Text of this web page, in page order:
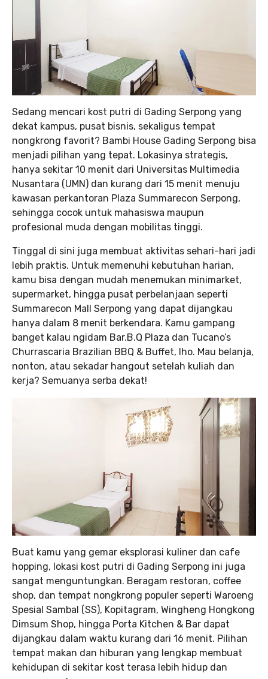
Sedang mencari kost putri di Gading Serpong yang
dekat kampus, pusat bisnis, sekaligus tempat
nongkrong favorit? Bambi House Gading Serpong bisa
menjadi pilihan yang tepat. Lokasinya strategis,
hanya sekitar 10 menit dari Universitas Multimedia
Nusantara (UMN) dan kurang dari 15 menit menuju
kawasan perkantoran Plaza Summarecon Serpong,
sehingga cocok untuk mahasiswa maupun
profesional muda dengan mobilitas tinggi.
Tinggal di sini juga membuat aktivitas sehari-hari jadi
lebih praktis. Untuk memenuhi kebutuhan harian,
kamu bisa dengan mudah menemukan minimarket,
supermarket, hingga pusat perbelanjaan seperti
Summarecon Mall Serpong yang dapat dijangkau
hanya dalam 8 menit berkendara. Kamu gampang
banget kalau ngidam Bar.B.Q Plaza dan Tucano’s
Churrascaria Brazilian BBQ & Buffet, lho. Mau belanja,
nonton, atau sekadar hangout setelah kuliah dan
kerja? Semuanya serba dekat!
Buat kamu yang gemar eksplorasi kuliner dan cafe
hopping, lokasi kost putri di Gading Serpong ini juga
sangat menguntungkan. Beragam restoran, coffee
shop, dan tempat nongkrong populer seperti Waroeng
Spesial Sambal (SS), Kopitagram, Wingheng Hongkong
Dimsum Shop, hingga Porta Kitchen & Bar dapat
dijangkau dalam waktu kurang dari 16 menit. Pilihan
tempat makan dan hiburan yang lengkap membuat
kehidupan di sekitar kost terasa lebih hidup dan